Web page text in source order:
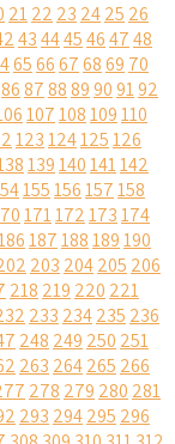
2122 23 2425 26
434445464748
6566676869 70
86878889909192
107108109110
123124125126
139140141142
155156157158
171172173174
187188189190
203 204205 206
218 219 220 221
233 234235 236
248 249 250 251
263 264265 266
278 279 280 281
293 294295 296